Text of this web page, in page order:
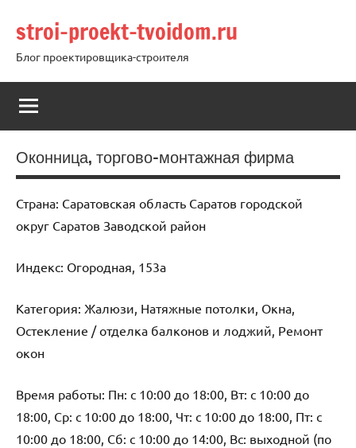
содержимому
stroi-proekt-tvoidom.ru
Блог проектировщика-строителя
Оконница, торгово-монтажная фирма
Страна: Саратовская область Саратов городской
округ Саратов Заводской район
Индекс: Огородная, 153а
Категория: Жалюзи, Натяжные потолки, Окна,
Остекление / отделка балконов и лоджий, Ремонт
окон
Время работы: Пн: с 10:00 до 18:00, Вт: с 10:00 до
18:00, Ср: с 10:00 до 18:00, Чт: с 10:00 до 18:00, Пт: с
10:00 до 18:00, Сб: с 10:00 до 14:00, Вс: выходной (по